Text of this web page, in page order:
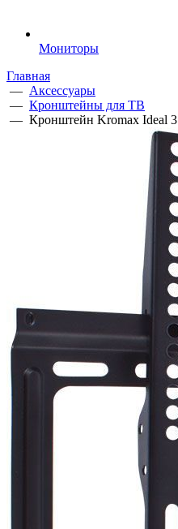
Мониторы
Главная
— Аксессуары
— Кронштейны для ТВ
— Кронштейн Kromax Ideal 3